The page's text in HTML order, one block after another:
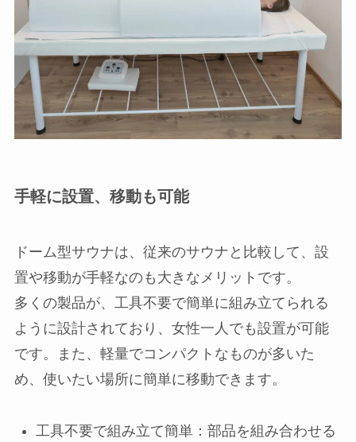
手軽に設置、移動も可能
ドーム型サウナは、従来のサウナと比較して、設
置や移動が手軽なのも大きなメリットです。
多くの製品が、工具不要で簡単に組み立てられる
ように設計されており、女性一人でも設置が可能
です。また、軽量でコンパクトなものが多いた
め、使いたい場所に簡単に移動できます。
工具不要で組み立て簡単：部品を組み合わせる